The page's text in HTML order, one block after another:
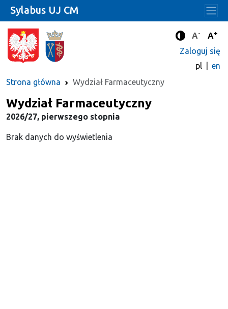
Tryb
A- A+
Zaloguj się
pl
en
Strona główna
Wydział Farmaceutyczny
Sylabus UJ CM
Wydział Farmaceutyczny
2026/27, pierwszego stopnia
Brak danych do wyświetlenia